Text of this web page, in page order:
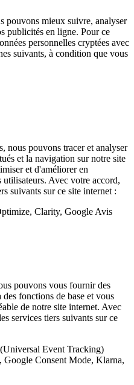
pouvons mieux suivre, analyser
publicités en ligne. Pour ce
personnelles cryptées avec
suivants, à condition que vous
nous pouvons tracer et analyser
et la navigation sur notre site
et d'améliorer en
utilisateurs. Avec votre accord,
suivants sur ce site internet :
Clarity, Google Avis
pouvons vous fournir des
fonctions de base et vous
de notre site internet. Avec
services tiers suivants sur ce
Event Tracking)
Consent Mode, Klarna,